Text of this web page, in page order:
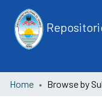
Home
Browse by